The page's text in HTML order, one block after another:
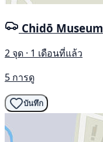
Chidō Museum
2 จุด · 1 เดือนที่แล้ว
5 การดู
บันทึก